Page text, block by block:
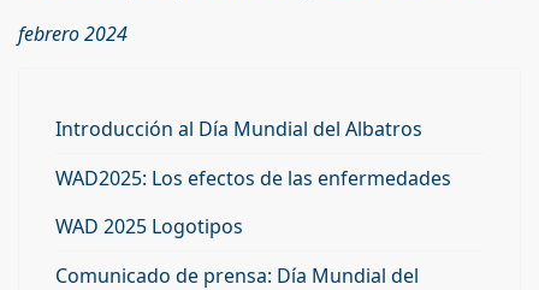
febrero 2024
Introducción al Día Mundial del Albatros
WAD2025: Los efectos de las enfermedades
WAD 2025 Logotipos
Comunicado de prensa: Día Mundial del